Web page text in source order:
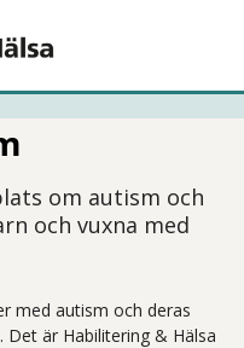
om autism och
och vuxna med
med autism och deras
är Habilitering & Hälsa